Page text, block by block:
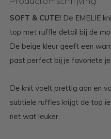
SOFT & CUTE! De EMELIE
top met ruffle detail bij de
De beige kleur geeft een
past perfect bij je favoriete
De knit voelt prettig aan en
subtiele ruffles krijgt de top
net wat leuker.